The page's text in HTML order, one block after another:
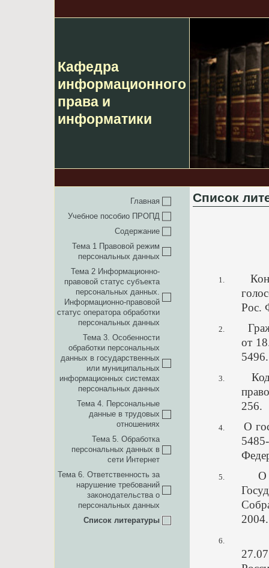
Кафедра
информационного
права и
информатики
Главная
Учебное пособио ПРОПД
Содержание
Тема 1 Правовой режим
персональных данных
Тема 2 Информационно-
правовой статус субъекта
персональных данных.
Информационно-правовой
статус оператора обработки
персональных данных
Тема 3. Особенности
обработки персональных
данных в государственных
или муниципальных
информационных системах
персональных данных
Тема 4. Персональные
данные в трудовых
отношениях
Тема 5. Обработка
персональных данных в
сети Интернет
Тема 6. Ответственность за
нарушение требований
законодательства о
персональных данных
Список литературы
Список
1.
Рос.
2.
от
5496.
3.
256.
4.
О
5.
О
6.